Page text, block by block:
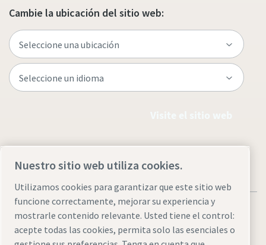
Cambie la ubicación del sitio web:
Nuestro sitio web utiliza cookies.
Utilizamos cookies para garantizar que este sitio web
funcione correctamente, mejorar su experiencia y
mostrarle contenido relevante. Usted tiene el control:
acepte todas las cookies, permita solo las esenciales o